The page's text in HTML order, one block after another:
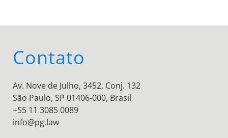
Contato
Av. Nove de Julho, 3452, Conj. 132
São Paulo, SP 01406-000, Brasil
+55 11 3085 0089
info@pg.law